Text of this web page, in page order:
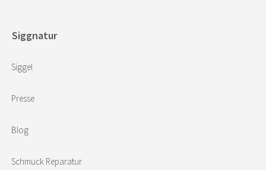
Siggnatur
Siggel
Presse
Blog
Schmuck Reparatur